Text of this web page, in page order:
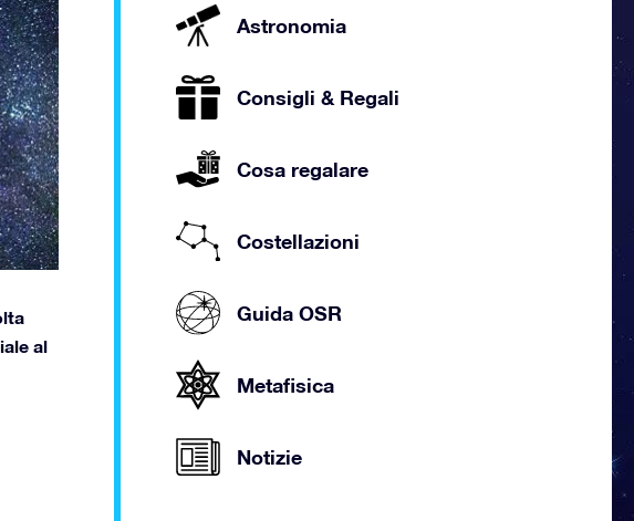
al
Astronomia
Consigli & Regali
Cosa regalare
Costellazioni
Guida OSR
Metafisica
Notizie